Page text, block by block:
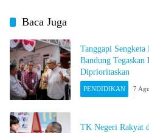
Baca Juga
Tanggapi
Bandung
Diprioritaskan
PENDIDIKAN 7
TK Negeri Rakyat